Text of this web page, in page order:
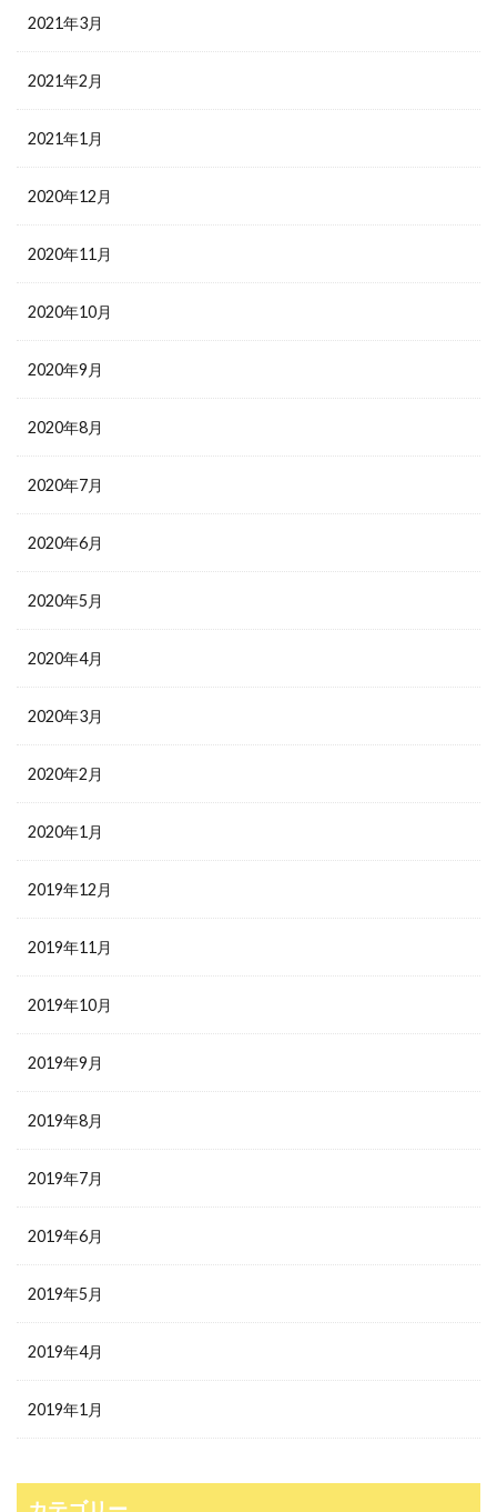
2021年3月
2021年2月
2021年1月
2020年12月
2020年11月
2020年10月
2020年9月
2020年8月
2020年7月
2020年6月
2020年5月
2020年4月
2020年3月
2020年2月
2020年1月
2019年12月
2019年11月
2019年10月
2019年9月
2019年8月
2019年7月
2019年6月
2019年5月
2019年4月
2019年1月